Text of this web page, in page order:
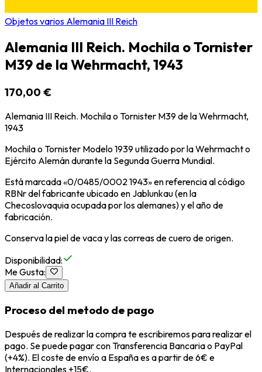
Objetos varios Alemania III Reich
Alemania III Reich. Mochila o Tornister
M39 de la Wehrmacht, 1943
170,00 €
Alemania III Reich. Mochila o Tornister M39 de la Wehrmacht,
1943
Mochila o Tornister Modelo 1939 utilizado por la Wehrmacht o
Ejército Alemán durante la Segunda Guerra Mundial.
Está marcada «0/0485/0002 1943» en referencia al código
RBNr del fabricante ubicado en Jablunkau (en la
Checoslovaquia ocupada por los alemanes) y el año de
fabricación.
Conserva la piel de vaca y las correas de cuero de origen.
Disponibilidad:
Me Gusta:
Añadir al Carrito
Proceso del metodo de pago
Después de realizar la compra te escribiremos para realizar el
pago. Se puede pagar con Transferencia Bancaria o PayPal
(+4%). El coste de envío a España es a partir de 6€ e
Internacionales +15€.